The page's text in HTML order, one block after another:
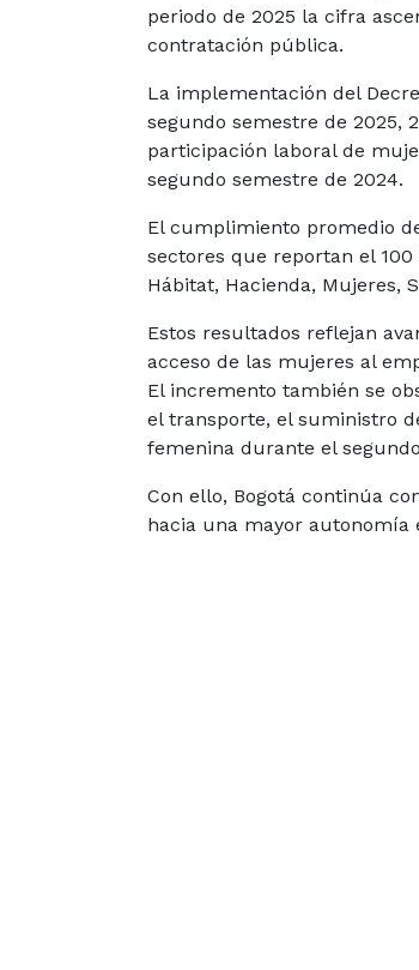
periodo de 2025 la cifra
contratación pública.
La implementación del
segundo semestre de 2025,
participación laboral de
segundo semestre de 2024.
El cumplimiento promedio
sectores que reportan el
Hábitat, Hacienda, Mujeres,
Estos resultados reflejan
acceso de las mujeres al
El incremento también se
el transporte, el suministro
femenina durante el
Con ello, Bogotá continúa
hacia una mayor autonomía